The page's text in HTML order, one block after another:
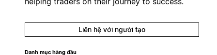
Liên hệ với người tạo
Danh mục hàng đầu